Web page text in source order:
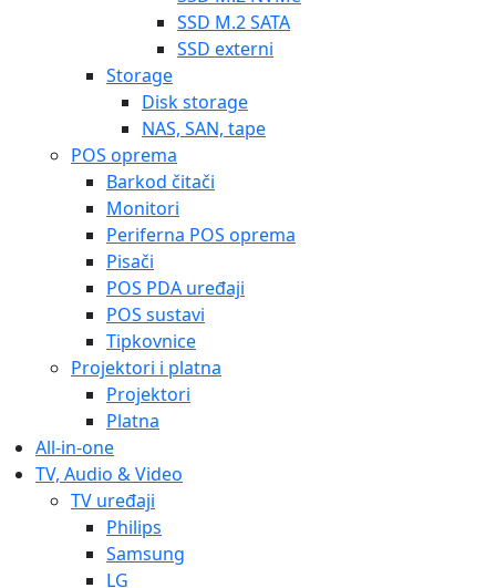
SSD M.2 SATA
SSD externi
Storage
Disk storage
NAS, SAN, tape
POS oprema
Barkod čitači
Monitori
Periferna POS oprema
Pisači
POS PDA uređaji
POS sustavi
Tipkovnice
Projektori i platna
Projektori
Platna
All-in-one
TV, Audio & Video
TV uređaji
Philips
Samsung
LG